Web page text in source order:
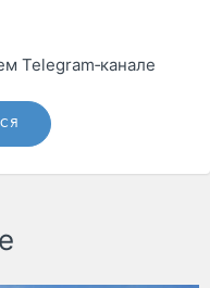
Telegram‑канале